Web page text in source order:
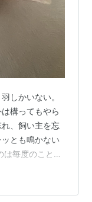
しかいない。
構ってもやら
、飼い主を忘
とも鳴かない
毎度のことだ
閑として何も
光線でセピア